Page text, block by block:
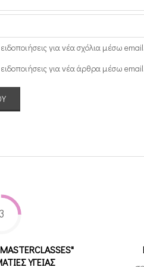
για νέα σχόλια μέσω email.
για νέα άρθρα μέσω email.
3
ΥΓΕΙΑΣ